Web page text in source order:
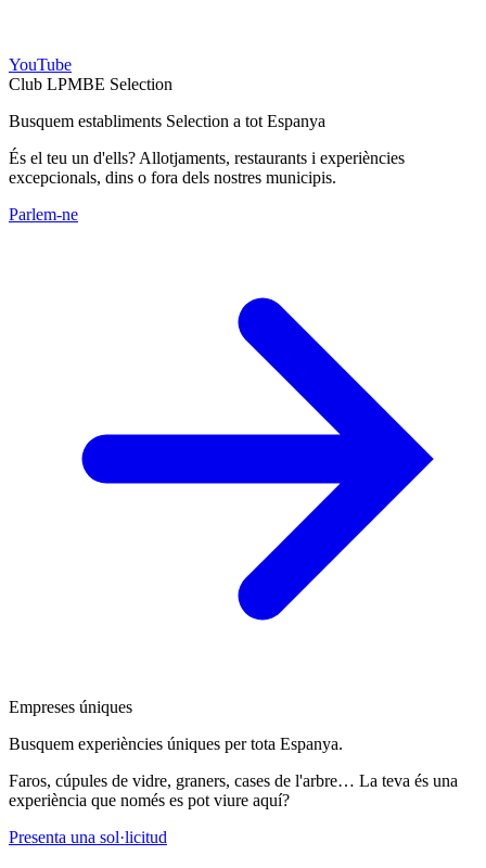
YouTube
Club LPMBE Selection
Busquem establiments Selection a tot Espanya
És el teu un d'ells? Allotjaments, restaurants i experiències
excepcionals, dins o fora dels nostres municipis.
Parlem-ne
Empreses úniques
Busquem experiències úniques per tota Espanya.
Faros, cúpules de vidre, graners, cases de l'arbre… La teva és una
experiència que només es pot viure aquí?
Presenta una sol·licitud